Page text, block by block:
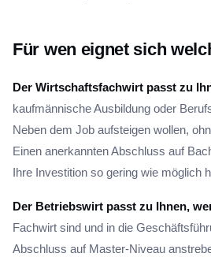
Für wen eignet sich
Der Wirtschaftsfachwirt passt zu
kaufmännische Ausbildung oder
Neben dem Job aufsteigen wollen,
Einen anerkannten Abschluss auf
Ihre Investition so gering wie möglich
Der Betriebswirt passt zu Ihnen,
Fachwirt sind und in die
Abschluss auf Master-Niveau